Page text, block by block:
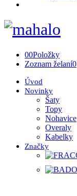
00Položky
Zoznam želaní0
Úvod
Novinky
Šaty
Topy
Nohavice
Overaly
Kabelky
Značky